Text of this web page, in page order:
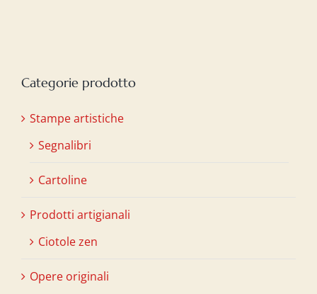
Categorie prodotto
Stampe artistiche
Segnalibri
Cartoline
Prodotti artigianali
Ciotole zen
Opere originali